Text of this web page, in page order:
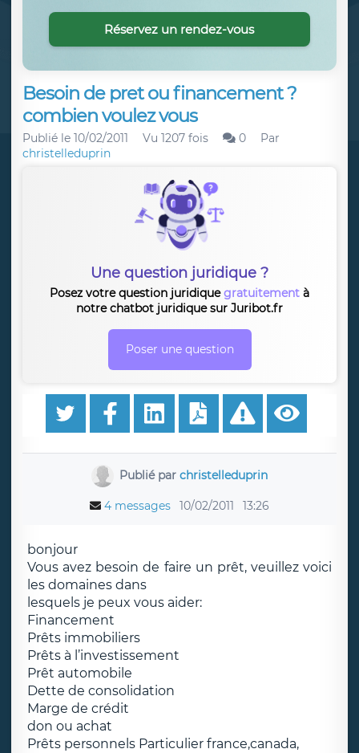
Besoin de pret ou financement ?
combien voulez vous
Publié le 10/02/2011 Vu 1207 fois 0
Par
christelleduprin
Une question juridique ?
Posez votre question juridiquegratuitement à
notre chatbot juridique sur Juribot.fr
Poser une question
Publié parchristelleduprin
4 messages 10/02/2011 13:26
bonjour
Vous avez besoin de faire un prêt, veuillez voici
les domaines dans
lesquels je peux vous aider:
Financement
Prêts immobiliers
Prêts à l’investissement
Prêt automobile
Dette de consolidation
Marge de crédit
don ou achat
Prêts personnels Particulier france,canada,
Réservez un rendez-vous